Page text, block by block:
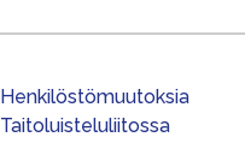
Henkilöstömuutoksia
Taitoluisteluliitossa